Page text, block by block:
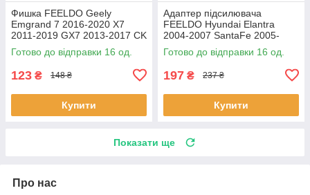
Фишка FEELDO Geely
Emgrand 7 2016-2020 X7
2011-2019 GX7 2013-2017 CK
2008-2016 (7506) 16шт
Готово до відправки 16 од.
123 ₴ 148 ₴
Купити
Адаптер підсилювача
FEELDO Hyundai Elantra
2004-2007 SantaFe 2005-
2012 Kia Rio 2005-2011
Sportaga 04-10 16шт
Готово до відправки 16 од.
197 ₴ 237 ₴
Купити
Показати ще
Про нас